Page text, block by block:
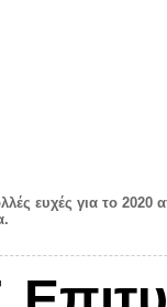
ευχές για το 2020